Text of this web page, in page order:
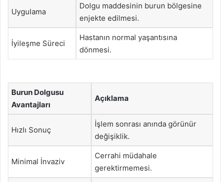
Uygulama
Dolgu maddesinin burun bölgesine
enjekte edilmesi.
İyileşme Süreci
Hastanın normal yaşantısına
dönmesi.
Burun Dolgusu
Avantajları
Açıklama
Hızlı Sonuç
İşlem sonrası anında görünür
değişiklik.
Minimal İnvaziv
Cerrahi müdahale
gerektirmemesi.